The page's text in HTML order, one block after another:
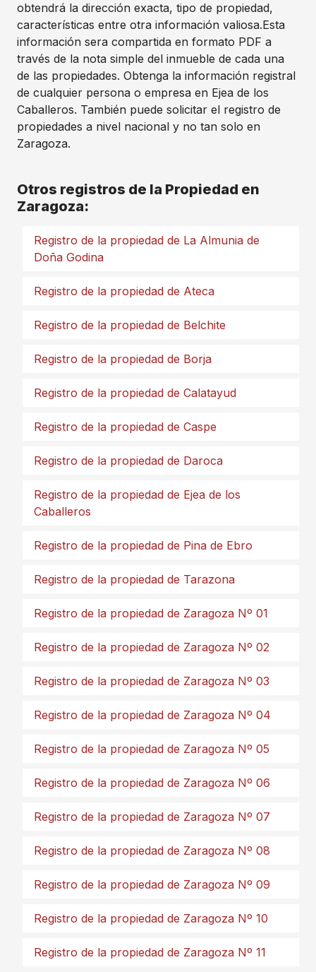
obtendrá la dirección exacta, tipo de propiedad,
características entre otra información valiosa.Esta
información sera compartida en formato PDF a
través de la nota simple del inmueble de cada una
de las propiedades. Obtenga la información registral
de cualquier persona o empresa en Ejea de los
Caballeros. También puede solicitar el registro de
propiedades a nivel nacional y no tan solo en
Zaragoza.
Otros registros de la Propiedad en
Zaragoza:
Registro de la propiedad de La Almunia de
Doña Godina
Registro de la propiedad de Ateca
Registro de la propiedad de Belchite
Registro de la propiedad de Borja
Registro de la propiedad de Calatayud
Registro de la propiedad de Caspe
Registro de la propiedad de Daroca
Registro de la propiedad de Ejea de los
Caballeros
Registro de la propiedad de Pina de Ebro
Registro de la propiedad de Tarazona
Registro de la propiedad de Zaragoza Nº 01
Registro de la propiedad de Zaragoza Nº 02
Registro de la propiedad de Zaragoza Nº 03
Registro de la propiedad de Zaragoza Nº 04
Registro de la propiedad de Zaragoza Nº 05
Registro de la propiedad de Zaragoza Nº 06
Registro de la propiedad de Zaragoza Nº 07
Registro de la propiedad de Zaragoza Nº 08
Registro de la propiedad de Zaragoza Nº 09
Registro de la propiedad de Zaragoza Nº 10
Registro de la propiedad de Zaragoza Nº 11